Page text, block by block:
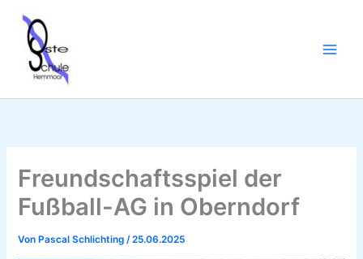
Inhalt
springen
Freundschaftsspiel der
Fußball-AG in Oberndorf
Von Pascal Schlichting/25.06.2025